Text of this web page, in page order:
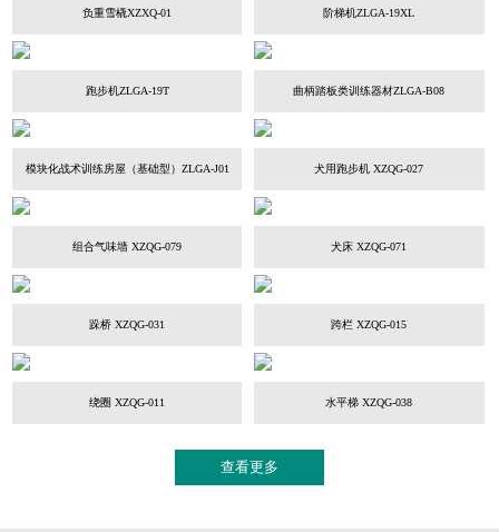
负重雪橇XZXQ-01 阶梯机ZLGA-19XL
跑步机ZLGA-19T 曲柄踏板类训练器材ZLGA-B08
模块化战术训练房屋（基础型）ZLGA-J01 犬用跑步机 XZQG-027
组合气味墙 XZQG-079 犬床 XZQG-071
跺桥 XZQG-031 跨栏 XZQG-015
绕圈 XZQG-011 水平梯 XZQG-038
查看更多